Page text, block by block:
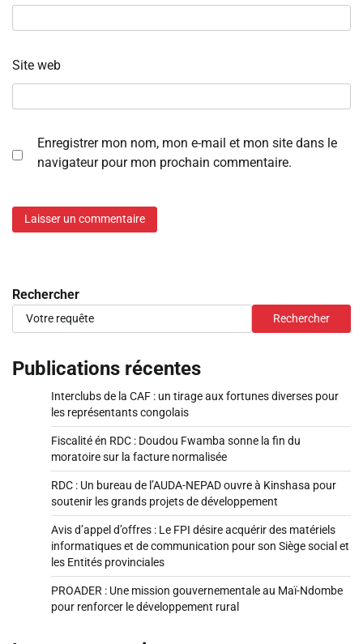
Site web
Enregistrer mon nom, mon e-mail et mon site dans le
navigateur pour mon prochain commentaire.
Rechercher
Rechercher
Publications récentes
Interclubs de la CAF : un tirage aux fortunes diverses pour
les représentants congolais
Fiscalité én RDC : Doudou Fwamba sonne la fin du
moratoire sur la facture normalisée
RDC : Un bureau de l’AUDA-NEPAD ouvre à Kinshasa pour
soutenir les grands projets de développement
Avis d’appel d’offres : Le FPI désire acquérir des matériels
informatiques et de communication pour son Siège social et
les Entités provinciales
PROADER : Une mission gouvernementale au Maï-Ndombe
pour renforcer le développement rural